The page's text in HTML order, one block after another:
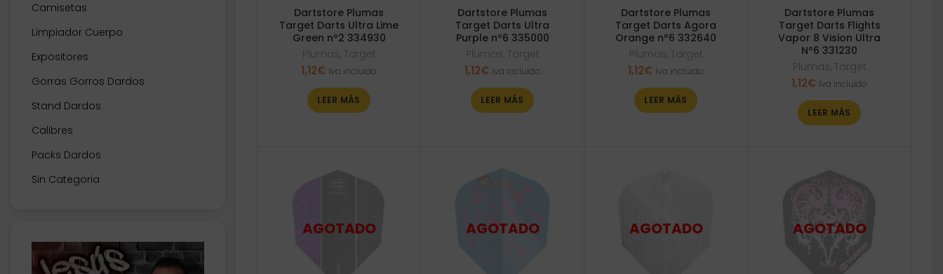
Camisetas
Limpiador Cuerpo
Expositores
Gorras Gorros Dardos
Stand Dardos
Calibres
Packs Dardos
Sin Categoria
Dartstore Plumas
Target Darts Ultra Lime
Green nº2 334930
Plumas, Target
1,12€ Iva incluido
LEER MÁS
Dartstore Plumas
Target Darts Ultra
Purple nº6 335000
Plumas, Target
1,12€ Iva incluido
LEER MÁS
Dartstore Plumas
Target Darts Agora
Orange nº6 332640
Plumas, Target
1,12€ Iva incluido
LEER MÁS
Dartstore Plumas
Target Darts Flights
Vapor 8 Vision Ultra
Nº6 331230
Plumas, Target
1,12€ Iva incluido
LEER MÁS